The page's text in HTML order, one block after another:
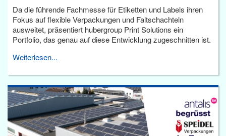
Da die führende Fachmesse für Etiketten und Labels ihren
Fokus auf flexible Verpackungen und Faltschachteln
ausweitet, präsentiert hubergroup Print Solutions ein
Portfolio, das genau auf diese Entwicklung zugeschnitten ist.
Weiterlesen...